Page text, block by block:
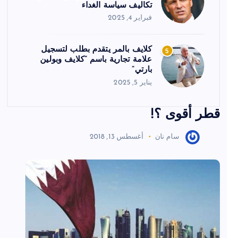
تكاليف سياسة الغداء
فبراير 4, 2025
5
كلايف بالمر يتقدم بطلب لتسجيل
علامة تجارية باسم “كلايف وبولين
بارتي”
يناير 5, 2025
قطر أقوى ؟!
سام نان أغسطس 13, 2018